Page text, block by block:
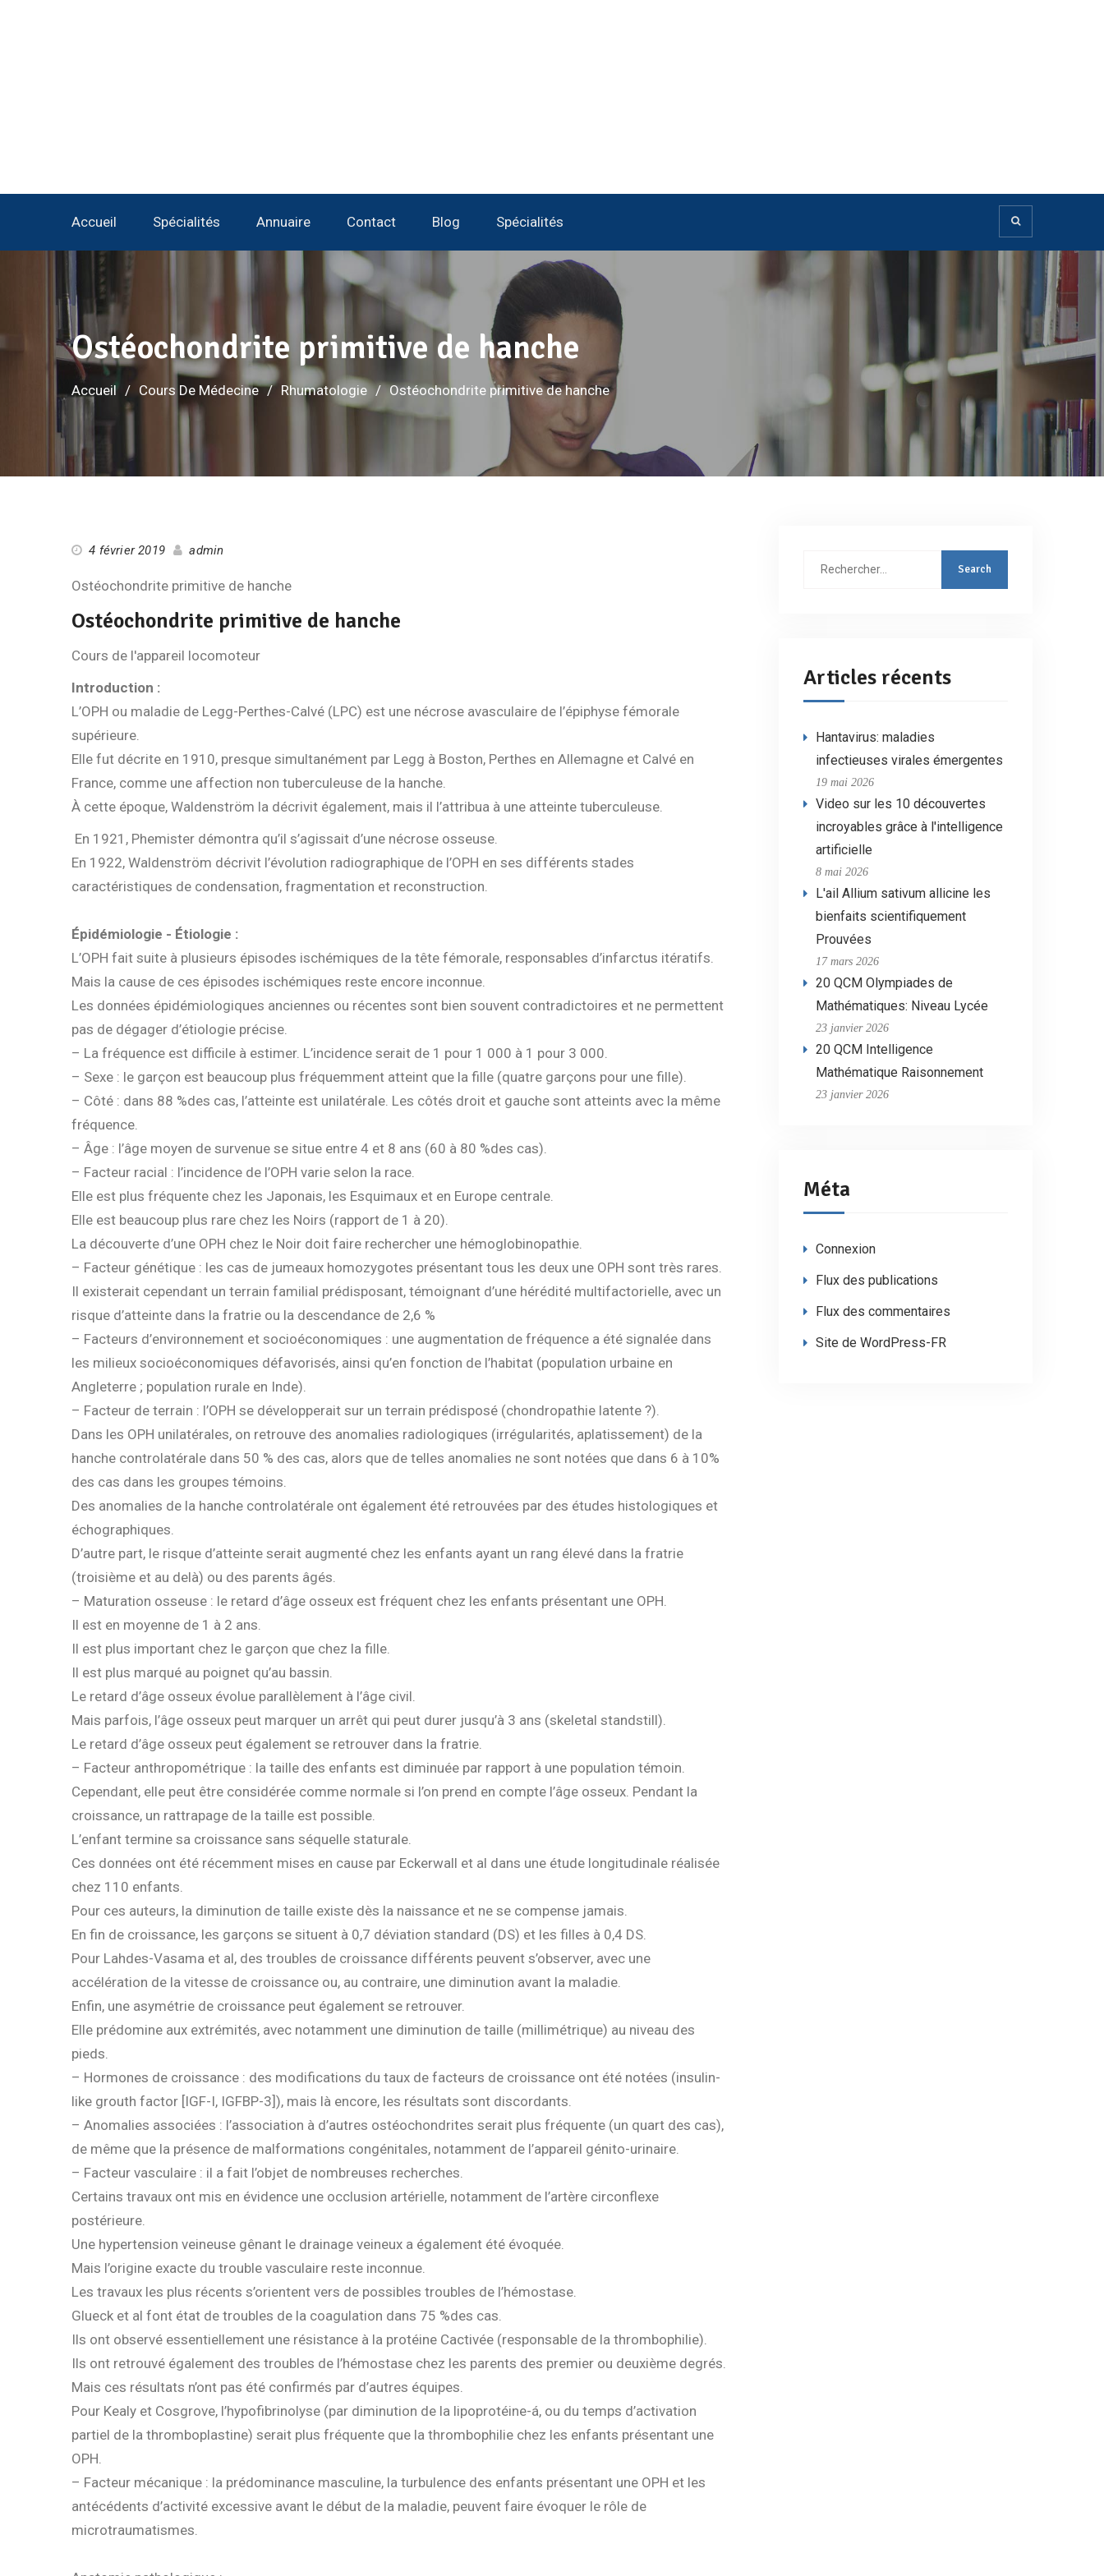
Accueil Spécialités Annuaire Contact Blog Spécialités
Ostéochondrite primitive de hanche
Accueil Cours De Médecine Rhumatologie Ostéochondrite primitive de hanche
4 février 2019 admin
Ostéochondrite primitive de hanche
Ostéochondrite primitive de hanche
Cours de l'appareil locomoteur
Introduction :
L’OPH ou maladie de Legg-Perthes-Calvé (LPC) est une nécrose avasculaire de l’épiphyse fémorale
supérieure.
Elle fut décrite en 1910, presque simultanément par Legg à Boston, Perthes en Allemagne et Calvé en
France, comme une affection non tuberculeuse de la hanche.
À cette époque, Waldenström la décrivit également, mais il l’attribua à une atteinte tuberculeuse.
En 1921, Phemister démontra qu’il s’agissait d’une nécrose osseuse.
En 1922, Waldenström décrivit l’évolution radiographique de l’OPH en ses différents stades
caractéristiques de condensation, fragmentation et reconstruction.
Épidémiologie - Étiologie :
L’OPH fait suite à plusieurs épisodes ischémiques de la tête fémorale, responsables d’infarctus itératifs.
Mais la cause de ces épisodes ischémiques reste encore inconnue.
Les données épidémiologiques anciennes ou récentes sont bien souvent contradictoires et ne permettent
pas de dégager d’étiologie précise.
– La fréquence est difficile à estimer. L’incidence serait de 1 pour 1 000 à 1 pour 3 000.
– Sexe : le garçon est beaucoup plus fréquemment atteint que la fille (quatre garçons pour une fille).
– Côté : dans 88 %des cas, l’atteinte est unilatérale. Les côtés droit et gauche sont atteints avec la même
fréquence.
– Âge : l’âge moyen de survenue se situe entre 4 et 8 ans (60 à 80 %des cas).
– Facteur racial : l’incidence de l’OPH varie selon la race.
Elle est plus fréquente chez les Japonais, les Esquimaux et en Europe centrale.
Elle est beaucoup plus rare chez les Noirs (rapport de 1 à 20).
La découverte d’une OPH chez le Noir doit faire rechercher une hémoglobinopathie.
– Facteur génétique : les cas de jumeaux homozygotes présentant tous les deux une OPH sont très rares.
Il existerait cependant un terrain familial prédisposant, témoignant d’une hérédité multifactorielle, avec un
risque d’atteinte dans la fratrie ou la descendance de 2,6 %
– Facteurs d’environnement et socioéconomiques : une augmentation de fréquence a été signalée dans
les milieux socioéconomiques défavorisés, ainsi qu’en fonction de l’habitat (population urbaine en
Angleterre ; population rurale en Inde).
– Facteur de terrain : l’OPH se développerait sur un terrain prédisposé (chondropathie latente ?).
Dans les OPH unilatérales, on retrouve des anomalies radiologiques (irrégularités, aplatissement) de la
hanche controlatérale dans 50 % des cas, alors que de telles anomalies ne sont notées que dans 6 à 10%
des cas dans les groupes témoins.
Des anomalies de la hanche controlatérale ont également été retrouvées par des études histologiques et
échographiques.
D’autre part, le risque d’atteinte serait augmenté chez les enfants ayant un rang élevé dans la fratrie
(troisième et au delà) ou des parents âgés.
– Maturation osseuse : le retard d’âge osseux est fréquent chez les enfants présentant une OPH.
Il est en moyenne de 1 à 2 ans.
Il est plus important chez le garçon que chez la fille.
Il est plus marqué au poignet qu’au bassin.
Le retard d’âge osseux évolue parallèlement à l’âge civil.
Mais parfois, l’âge osseux peut marquer un arrêt qui peut durer jusqu’à 3 ans (skeletal standstill).
Le retard d’âge osseux peut également se retrouver dans la fratrie.
– Facteur anthropométrique : la taille des enfants est diminuée par rapport à une population témoin.
Cependant, elle peut être considérée comme normale si l’on prend en compte l’âge osseux. Pendant la
croissance, un rattrapage de la taille est possible.
L’enfant termine sa croissance sans séquelle staturale.
Ces données ont été récemment mises en cause par Eckerwall et al dans une étude longitudinale réalisée
chez 110 enfants.
Pour ces auteurs, la diminution de taille existe dès la naissance et ne se compense jamais.
En fin de croissance, les garçons se situent à 0,7 déviation standard (DS) et les filles à 0,4 DS.
Pour Lahdes-Vasama et al, des troubles de croissance différents peuvent s’observer, avec une
accélération de la vitesse de croissance ou, au contraire, une diminution avant la maladie.
Enfin, une asymétrie de croissance peut également se retrouver.
Elle prédomine aux extrémités, avec notamment une diminution de taille (millimétrique) au niveau des
pieds.
– Hormones de croissance : des modifications du taux de facteurs de croissance ont été notées (insulin-
like grouth factor [IGF-I, IGFBP-3]), mais là encore, les résultats sont discordants.
– Anomalies associées : l’association à d’autres ostéochondrites serait plus fréquente (un quart des cas),
de même que la présence de malformations congénitales, notamment de l’appareil génito-urinaire.
– Facteur vasculaire : il a fait l’objet de nombreuses recherches.
Certains travaux ont mis en évidence une occlusion artérielle, notamment de l’artère circonflexe
postérieure.
Une hypertension veineuse gênant le drainage veineux a également été évoquée.
Mais l’origine exacte du trouble vasculaire reste inconnue.
Les travaux les plus récents s’orientent vers de possibles troubles de l’hémostase.
Glueck et al font état de troubles de la coagulation dans 75 %des cas.
Ils ont observé essentiellement une résistance à la protéine Cactivée (responsable de la thrombophilie).
Ils ont retrouvé également des troubles de l’hémostase chez les parents des premier ou deuxième degrés.
Mais ces résultats n’ont pas été confirmés par d’autres équipes.
Pour Kealy et Cosgrove, l’hypofibrinolyse (par diminution de la lipoprotéine-á, ou du temps d’activation
partiel de la thromboplastine) serait plus fréquente que la thrombophilie chez les enfants présentant une
OPH.
– Facteur mécanique : la prédominance masculine, la turbulence des enfants présentant une OPH et les
antécédents d’activité excessive avant le début de la maladie, peuvent faire évoquer le rôle de
microtraumatismes.
Rechercher
Articles récents
Hantavirus: maladies
infectieuses virales émergentes
19 mai 2026
Video sur les 10 découvertes
incroyables grâce à l'intelligence
artificielle
8 mai 2026
L'ail Allium sativum allicine les
bienfaits scientifiquement
Prouvées
17 mars 2026
20 QCM Olympiades de
Mathématiques: Niveau Lycée
23 janvier 2026
20 QCM Intelligence
Mathématique Raisonnement
23 janvier 2026
Méta
Connexion
Flux des publications
Flux des commentaires
Site de WordPress-FR